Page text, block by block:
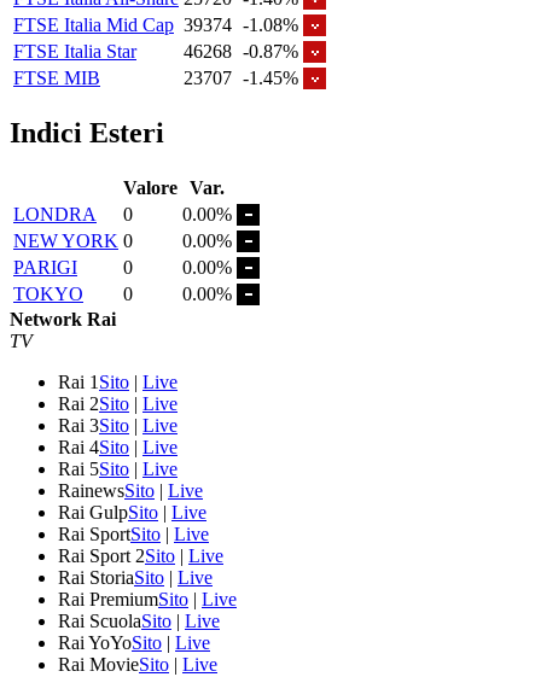
FTSE Italia Mid Cap 39374 -1.08%
FTSE Italia Star
46268 -0.87%
FTSE MIB
23707 -1.45%
Indici Esteri
Valore Var.
LONDRA
0
0.00%
NEW YORK 0
0.00%
PARIGI
0
0.00%
TOKYO
0
0.00%
Network Rai
TV
Rai 1 Sito | Live
Rai 2Sito | Live
Rai 3Sito | Live
Rai 4Sito | Live
Rai 5Sito | Live
RainewsSito | Live
Rai GulpSito | Live
Rai SportSito | Live
Rai Sport 2Sito | Live
Rai StoriaSito | Live
Rai PremiumSito | Live
Rai ScuolaSito | Live
Rai YoYoSito | Live
Rai MovieSito | Live